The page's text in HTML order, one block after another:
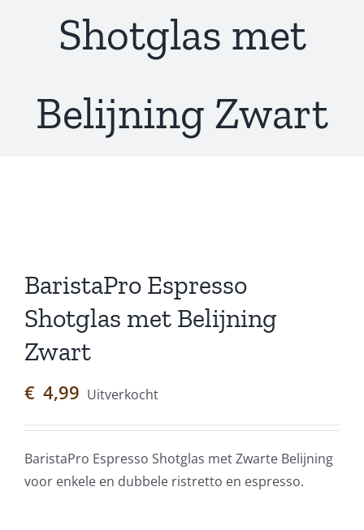
Shotglas met
Belijning Zwart
BaristaPro Espresso
Shotglas met Belijning
Zwart
€ 4,99 Uitverkocht
BaristaPro Espresso Shotglas met Zwarte Belijning
voor enkele en dubbele ristretto en espresso.